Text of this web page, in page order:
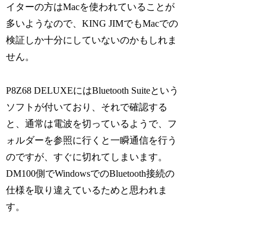
イターの方はMacを使われていることが
多いようなので、KING JIMでもMacでの
検証しか十分にしていないのかもしれま
せん。
P8Z68 DELUXEにはBluetooth Suiteという
ソフトが付いており、それで確認する
と、通常は電波を切っているようで、フ
ォルダーを参照に行くと一瞬通信を行う
のですが、すぐに切れてしまいます。
DM100側でWindowsでのBluetooth接続の
仕様を取り違えているためと思われま
す。